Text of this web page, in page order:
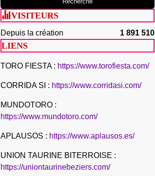
VISITEURS
Depuis la création 1 891 510
LIENS
TORO FIESTA : https://www.torofiesta.com/
CORRIDA SI : https://www.corridasi.com/
MUNDOTORO :
https://www.mundotoro.com/
APLAUSOS : https://www.aplausos.es/
UNION TAURINE BITERROISE :
https://uniontaurinebeziers.com/